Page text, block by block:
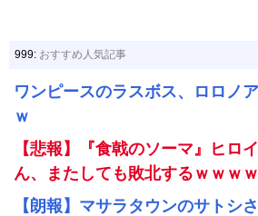
999: おすすめ人気記事
ワンピースのラスボス、ロロノ
ｗ
【悲報】『食戟のソーマ』ヒロ
ん、またしても敗北するｗｗｗｗ
【朗報】マサラタウンのサトシ